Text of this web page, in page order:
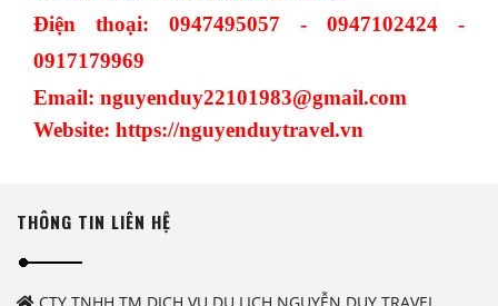
Điện thoại: 0947495057 - 0947102424 -
0917179969
Email: nguyenduy22101983@gmail.com
Website: https://nguyenduytravel.vn
THÔNG TIN LIÊN HỆ